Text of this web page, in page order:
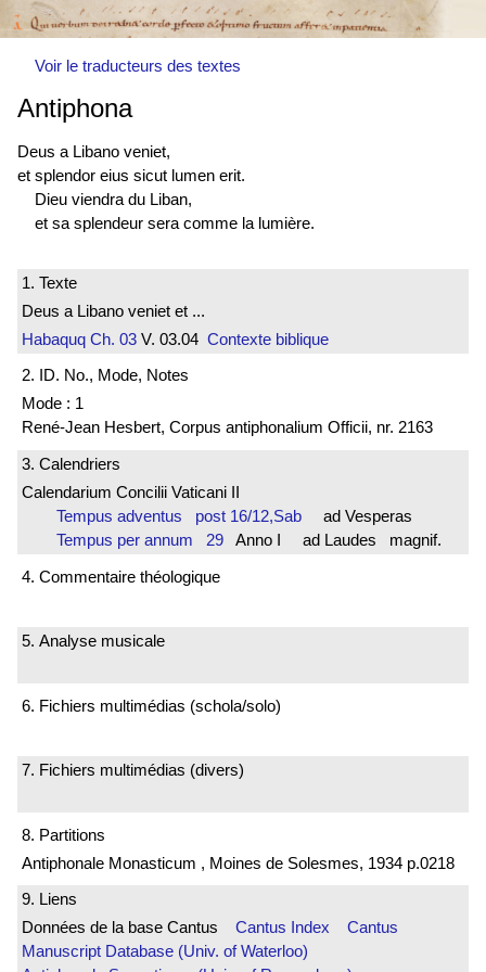
Voir le traducteurs des textes
Antiphona
Deus a Libano veniet,
et splendor eius sicut lumen erit.
Dieu viendra du Liban,
et sa splendeur sera comme la lumière.
1. Texte
Deus a Libano veniet et ...
Habaquq Ch. 03 V. 03.04 Contexte biblique
2. ID. No., Mode, Notes
Mode : 1
René-Jean Hesbert, Corpus antiphonalium Officii, nr. 2163
3. Calendriers
Calendarium Concilii Vaticani II
Tempus adventus post 16/12,Sab ad Vesperas
Tempus per annum 29 Anno I ad Laudes magnif.
4. Commentaire théologique
5. Analyse musicale
6. Fichiers multimédias (schola/solo)
7. Fichiers multimédias (divers)
8. Partitions
Antiphonale Monasticum , Moines de Solesmes, 1934 p.0218
9. Liens
Données de la base Cantus Cantus Index
Cantus
Manuscript Database (Univ. of Waterloo)